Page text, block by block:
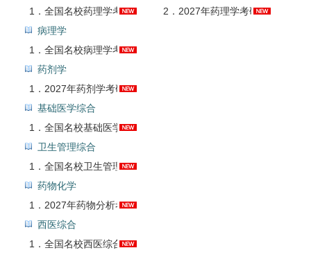
1． 全国名校药理学考研真题汇总（含部分答案） 2． 2027年药理学考研题库【考研真题精选＋章节题库】AI讲解
病理学
1． 全国名校病理学考研真题汇总
药剂学
1． 2027年药剂学考研题库【考研真题精选＋章节题库】AI讲解
基础医学综合
1． 全国名校基础医学综合考研真题汇总
卫生管理综合
1． 全国名校卫生管理综合考研真题汇总
药物化学
1． 2027年药物分析考研题库【考研真题精选＋章节题库】AI讲解
西医综合
1． 全国名校西医综合考研真题汇总